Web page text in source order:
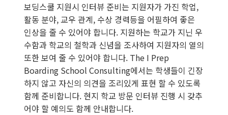
보딩스쿨 지원시 인터뷰 준비는 지원자가 가진 학업,
활동 분야, 교우 관계, 수상 경력등을 어필하여 좋은
인상을 줄 수 있어야 합니다. 지원하는 학교가 지닌 우
수함과 학교의 철학과 신념을 조사하여 지원자의 열의
또한 보여 줄 수 있어야 합니다. The I Prep
Boarding School Consulting에서는 학생들이 긴장
하지 않고 자신의 의견을 조리있게 표현 할 수 있도록
함께 준비합니다. 현지 학교 방문 인터뷰 진행 시 갖추
어야 할 예의도 함께 안내합니다.